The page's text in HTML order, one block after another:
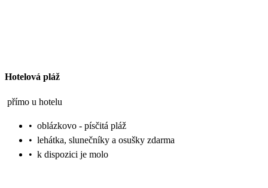
Hotelová pláž
přímo u hotelu
• oblázkovo - písčitá pláž
• lehátka, slunečníky a osušky zdarma
• k dispozici je molo